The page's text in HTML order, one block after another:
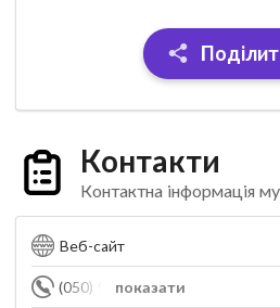
Контакти
Контактна інформація
Веб-сайт
показати
(050) 925-50-94